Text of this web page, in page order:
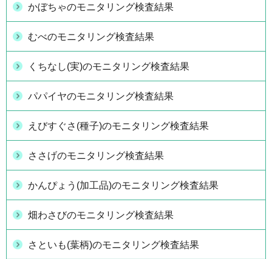
かぼちゃのモニタリング検査結果
むべのモニタリング検査結果
くちなし(実)のモニタリング検査結果
パパイヤのモニタリング検査結果
えびすぐさ(種子)のモニタリング検査結果
ささげのモニタリング検査結果
かんぴょう(加工品)のモニタリング検査結果
畑わさびのモニタリング検査結果
さといも(葉柄)のモニタリング検査結果